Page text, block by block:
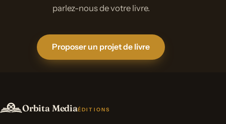
parlez-nous de votre livre.
Proposer un projet de livre
Orbita MediaÉDITIONS